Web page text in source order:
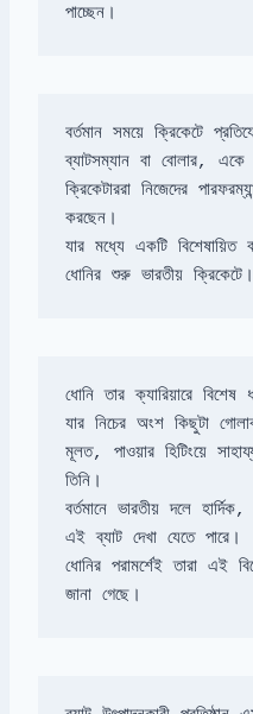
পাচ্ছেন।
ক্রিকেটাররা নিজেদের
যার মধ্যে একটি বিশেষায়িত
ধোনির শুরু ভারতীয় ক্রিকেটে।
ধোনি তার ক্যারিয়ারে বিশেষ
মূলত, পাওয়ার হিটিংয়ে
বর্তমানে ভারতীয় দলে
ধোনির পরামর্শেই তারা এই
জানা গেছে।